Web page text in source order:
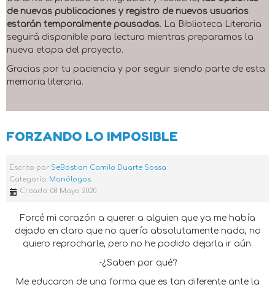
de nuevas publicaciones y registro de nuevos usuarios
estarán temporalmente pausadas. La Biblioteca Literaria
seguirá disponible para lectura mientras preparamos la
nueva etapa del proyecto.
Gracias por tu paciencia y por seguir siendo parte de esta
memoria literaria.
FORZANDO LO IMPOSIBLE
Escrito por SeBastian Camilo Duarte Sossa
Categoría: Monólogos
Creado: 08 Mayo 2020
Forcé mi corazón a querer a alguien que ya me había
dejado en claro que no quería absolutamente nada, no
quiero reprocharle, pero no he podido dejarla ir aún.
-¿Saben por qué?
Me educaron de una forma que es tan diferente ante la